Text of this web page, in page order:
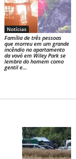
Notícias
Família de três pessoas
que morreu em um grande
incêndio no apartamento
da vovó em Wiley Park se
lembra do homem como
gentil e...